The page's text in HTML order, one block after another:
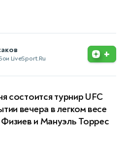
LiveSport.Ru +
состоится турнир UFC
вечера в легком весе
и Мануэль Торрес